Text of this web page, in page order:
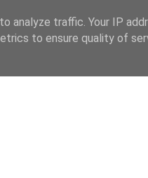
analyze traffic. Your IP
to ensure quality of